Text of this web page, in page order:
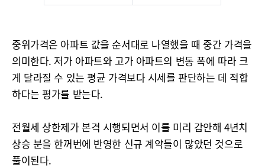
중위가격은 아파트 값을 순서대로 나열했을 때 중간 가격을
의미한다. 저가 아파트와 고가 아파트의 변동 폭에 따라 크
게 달라질 수 있는 평균 가격보다 시세를 판단하는 데 적합
하다는 평가를 받는다.
전월세 상한제가 본격 시행되면서 이를 미리 감안해 4년치
상승 분을 한꺼번에 반영한 신규 계약들이 많았던 것으로
풀이된다.